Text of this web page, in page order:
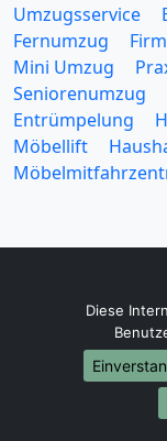
Umzugsservice
Fernumzug
Mini Umzug
Seniorenumzug
Entrümpelung
Möbellift
Europa-
Umzug von
Umzug von
Umzug von
Diese